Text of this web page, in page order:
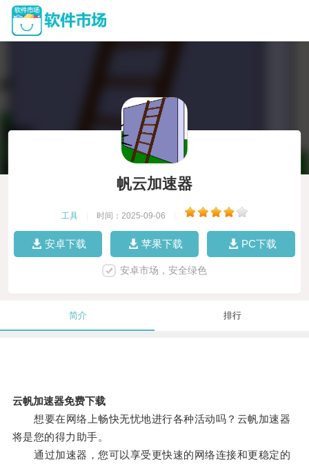
帆云加速器
工具 时间：2025-09-06
安卓下载 苹果下载 PC下载
安卓市场，安全绿色
简介 排行
云帆加速器免费下载
想要在网络上畅快无忧地进行各种活动吗？云帆加速器
将是您的得力助手。
通过加速器，您可以享受更快速的网络连接和更稳定的